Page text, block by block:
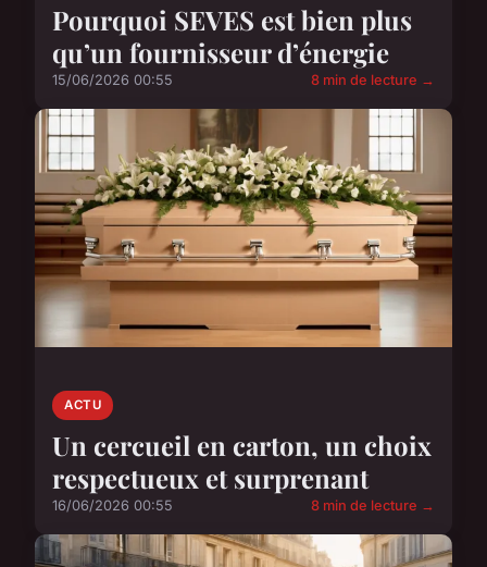
Pourquoi SEVES est bien plus
qu’un fournisseur d’énergie
15/06/2026 00:55 8 min de lecture →
ACTU
Un cercueil en carton, un choix
respectueux et surprenant
16/06/2026 00:55 8 min de lecture →